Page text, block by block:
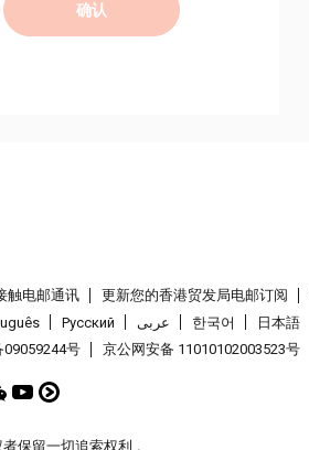
确认
触电邮通讯 更新您的香港贸发局电邮订阅
Pусский عربى 한국어
日本語
09059244号 京公网安备 11010102003523号
保留一切追索权利 。